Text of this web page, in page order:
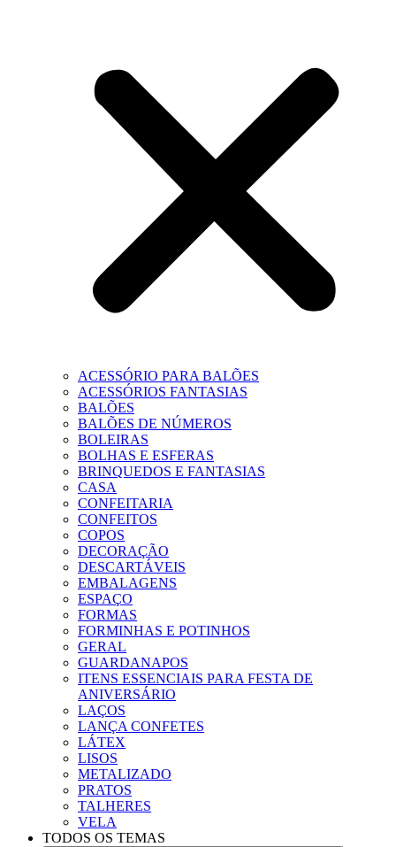
ACESSÓRIO PARA BALÕES
ACESSÓRIOS FANTASIAS
BALÕES
BALÕES DE NÚMEROS
BOLEIRAS
BOLHAS E ESFERAS
BRINQUEDOS E FANTASIAS
CASA
CONFEITARIA
CONFEITOS
COPOS
DECORAÇÃO
DESCARTÁVEIS
EMBALAGENS
ESPAÇO
FORMAS
FORMINHAS E POTINHOS
GERAL
GUARDANAPOS
ITENS ESSENCIAIS PARA FESTA DE
ANIVERSÁRIO
LAÇOS
LANÇA CONFETES
LÁTEX
LISOS
METALIZADO
PRATOS
TALHERES
VELA
TODOS OS TEMAS